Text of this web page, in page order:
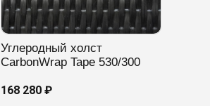
Углеродный холст
CarbonWrap Tape 530/300
168 280 ₽